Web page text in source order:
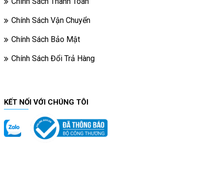
Chính Sách Vận Chuyển
Chính Sách Bảo Mật
Chính Sách Đổi Trả Hàng
KẾT NỐI VỚI CHÚNG TÔI